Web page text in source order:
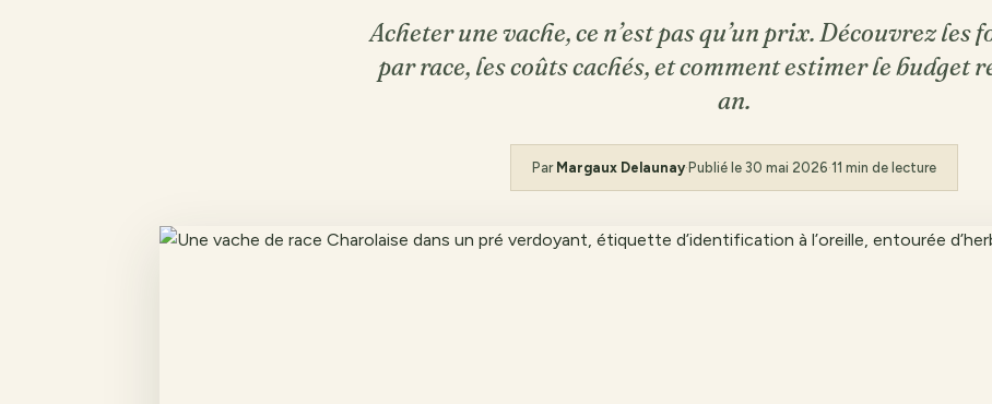
Acheter une vache, ce n’est pas qu’un prix. Découvrez les
par race, les coûts cachés, et comment estimer le budget
an.
Par Margaux Delaunay·Publié le 30 mai 2026·11 min de lecture